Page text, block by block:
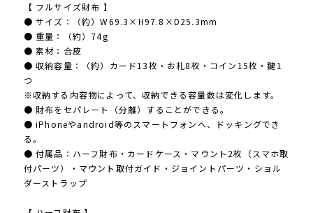
【 フルサイズ財布 】
● サイズ：（約）W69.3×H97.8×D25.3mm
● 重量：（約）74g
● 素材：合皮
● 収納容量：（約）カード13枚・お札8枚・コイン15枚・鍵1
つ
※収納する内容物によって、収納できる容量数は変化します。
● 財布をセパレート（分離）することができる。
● iPhoneやandroid等のスマートフォンへ、ドッキングでき
る。
● 付属品：ハーフ財布・カードケース・マウント2枚（スマホ取
付パーツ）・マウント取付ガイド・ジョイントパーツ・ショル
ダーストラップ